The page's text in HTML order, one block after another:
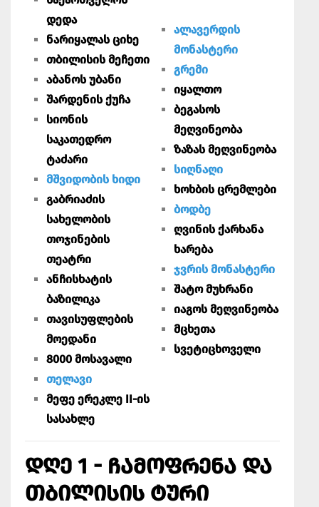
დედა
ნარიყალას ციხე
თბილისის მეჩეთი
აბანოს უბანი
შარდენის ქუჩა
სიონის
საკათედრო
ტაძარი
მშვიდობის ხიდი
გაბრიაძის
სახელობის
თოჯინების
თეატრი
ანჩისხატის
ბაზილიკა
თავისუფლების
მოედანი
8000 მოსავალი
თელავი
მეფე ერეკლე II-ის
სასახლე
ალავერდის
მონასტერი
გრემი
იყალთო
ბეგასოს
მეღვინეობა
ზაზას მეღვინეობა
სიღნაღი
ხოხბის ცრემლები
ბოდბე
ღვინის ქარხანა
ხარება
ჯვრის მონასტერი
შატო მუხრანი
იაგოს მეღვინეობა
მცხეთა
სვეტიცხოველი
ᲓᲦᲔ 1 - ᲩᲐᲛᲝᲤᲠᲔᲜᲐ ᲓᲐ
ᲗᲑᲘᲚᲘᲡᲘᲡ ᲢᲣᲠᲘ